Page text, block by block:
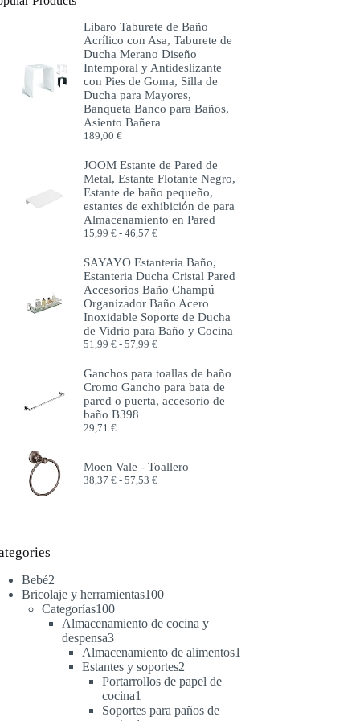
Libaro Taburete de Baño
Acrílico con Asa, Taburete de
Ducha Merano Diseño
Intemporal y Antideslizante
con Pies de Goma, Silla de
Ducha para Mayores,
Banqueta Banco para Baños,
Asiento Bañera
189,00€
JOOM Estante de Pared de
Metal, Estante Flotante Negro,
Estante de baño pequeño,
estantes de exhibición de para
Almacenamiento en Pared
15,99€ - 46,57€Rango
precios:
desde
15,99 €
hasta
46,57 €
SAYAYO Estanteria Baño,
Estanteria Ducha Cristal Pared
Accesorios Baño Champú
Organizador Baño Acero
Inoxidable Soporte de Ducha
de Vidrio para Baño y Cocina
51,99€ - 57,99€Rango
precios:
desde
51,99 €
hasta
Ganchos para toallas de baño
Cromo Gancho para bata de
pared o puerta, accesorio de
baño B398
29,71€
Moen Vale - Toallero
38,37€ - 57,53€Rango
Bebé2
productos
Bricolaje y herramientas100100
Categorías100100
productos
Almacenamiento de cocina y
despensa33
productos
Almacenamiento de alimentos1
Estantes y soportes2
productos
Portarrollos de papel de
cocina1
producto
Soportes para paños de